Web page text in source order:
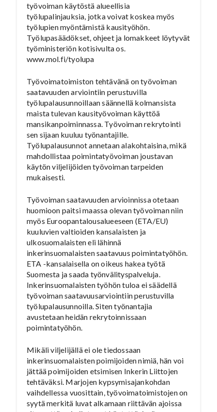
työvoiman käytöstä alueellisia
työlupalinjauksia, jotka voivat koskea myös
työlupien myöntämistä kausityöhön.
Työlupasäädökset, ohjeet ja lomakkeet löytyvät
työministeriön kotisivulta os.
www.mol.fi/tyolupa
Työvoimatoimiston tehtävänä on työvoiman
saatavuuden arviointiin perustuvilla
työlupalausunnoillaan säännellä kolmansista
maista tulevan kausityövoiman käyttöä
mansikanpoiminnassa. Työvoiman rekrytointi
sen sijaan kuuluu työnantajille.
Työlupalausunnot annetaan alakohtaisina, mikä
mahdollistaa poimintatyövoiman joustavan
käytön viljelijöiden työvoiman tarpeiden
mukaisesti.
Työvoiman saatavuuden arvioinnissa otetaan
huomioon paitsi maassa olevan työvoiman niin
myös Euroopantalousalueeseen (ETA/EU)
kuuluvien valtioiden kansalaisten ja
ulkosuomalaisten eli lähinnä
inkerinsuomalaisten saatavuus poimintatyöhön.
ETA -kansalaisella on oikeus hakea työtä
Suomesta ja saada työnvälityspalveluja.
Inkerinsuomalaisten työhön tuloa ei säädellä
työvoiman saatavuusarviointiin perustuvilla
työlupalausunnoilla. Siten työnantajia
avustetaan heidän rekrytoinnissaan
poimintatyöhön.
Mikäli viljelijällä ei ole tiedossaan
inkerinsuomalaisten poimijoiden nimiä, hän voi
jättää poimijoiden etsimisen Inkerin Liittojen
tehtäväksi. Marjojen kypsymisajankohdan
vaihdellessa vuosittain, työvoimatoimistojen on
syytä merkitä luvat alkamaan riittävän ajoissa